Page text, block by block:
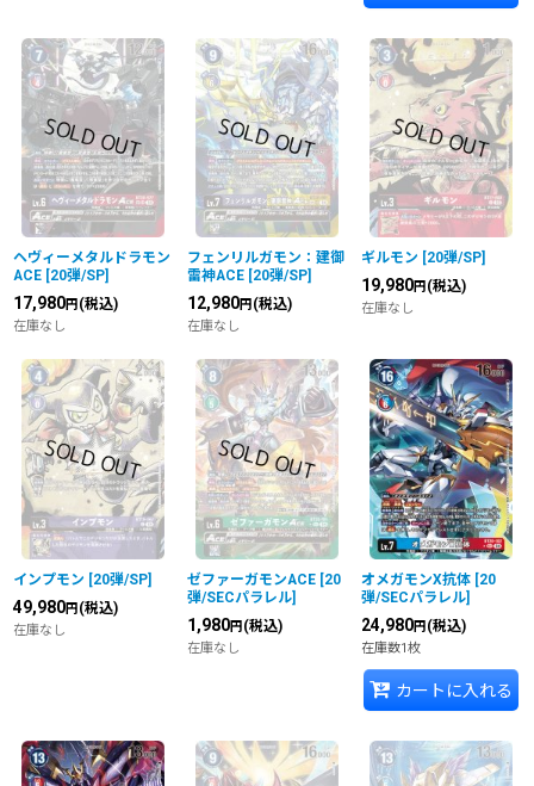
ヘヴィーメタルドラモン
ACE [20弾/SP]
17,980円 (税込)
在庫なし
フェンリルガモン：建御
雷神ACE [20弾/SP]
12,980円 (税込)
在庫なし
ギルモン [20弾/SP]
19,980円 (税込)
在庫なし
インプモン [20弾/SP]
49,980円 (税込)
在庫なし
ゼファーガモンACE [20
弾/SECパラレル]
1,980円 (税込)
在庫なし
オメガモンX抗体 [20
弾/SECパラレル]
24,980円 (税込)
在庫数1枚
カートに入れる